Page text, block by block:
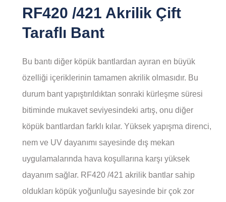
RF420 /421 Akrilik Çift
Taraflı Bant
Bu bantı diğer köpük bantlardan ayıran en büyük
özelliği içeriklerinin tamamen akrilik olmasıdır. Bu
durum bant yapıştırıldıktan sonraki kürleşme süresi
bitiminde mukavet seviyesindeki artış, onu diğer
köpük bantlardan farklı kılar. Yüksek yapışma direnci,
nem ve UV dayanımı sayesinde dış mekan
uygulamalarında hava koşullarına karşı yüksek
dayanım sağlar. RF420 /421 akrilik bantlar sahip
oldukları köpük yoğunluğu sayesinde bir çok zor